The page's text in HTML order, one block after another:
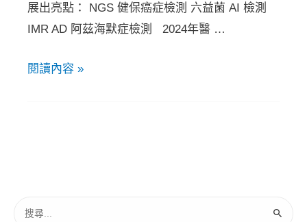
展出亮點： NGS 健保癌症檢測 六益菌 AI 檢測
IMR AD 阿茲海默症檢測 2024年醫 …
閱讀內容 »